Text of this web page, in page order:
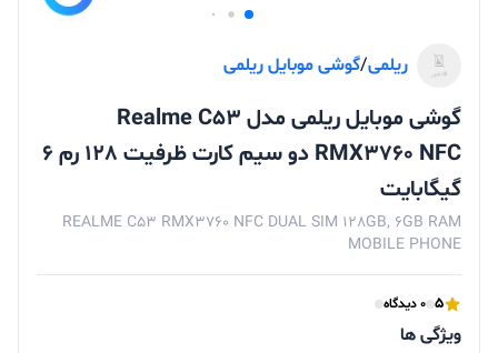
ریلمی/گوشی موبایل ریلمی
گوشی موبایل ریلمی مدل Realme C53
RMX3760 NFC دو سیم کارت ظرفیت 128 رم 6
گیگابایت
REALME C53 RMX3760 NFC DUAL SIM 128GB, 6GB RAM
MOBILE PHONE
5 0 دیدگاه
ویژگی ها